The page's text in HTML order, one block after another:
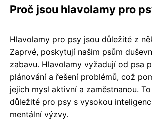
Proč jsou hlavolamy pro
Hlavolamy pro psy jsou důležité z
Zaprvé, poskytují našim psům
zabavu. Hlavolamy vyžadují od psa
plánování a řešení problémů, což
jejich mysl aktivní a zaměstnanou.
důležité pro psy s vysokou
mentální výzvy.